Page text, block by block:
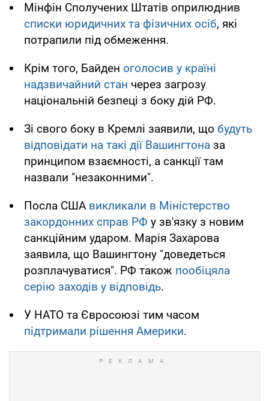
Мінфін Сполучених Штатів оприлюднив
списки юридичних та фізичних осіб, які
потрапили під обмеження.
Крім того, Байден оголосив у країні
надзвичайний стан через загрозу
національній безпеці з боку дій РФ.
Зі свого боку в Кремлі заявили, що будуть
відповідати на такі дії Вашингтона за
принципом взаємності, а санкції там
назвали "незаконними".
Посла США викликали в Міністерство
закордонних справ РФ у зв'язку з новим
санкційним ударом. Марія Захарова
заявила, що Вашингтону "доведеться
розплачуватися". РФ також пообіцяла
серію заходів у відповідь.
У НАТО та Євросоюзі тим часом
підтримали рішення Америки.